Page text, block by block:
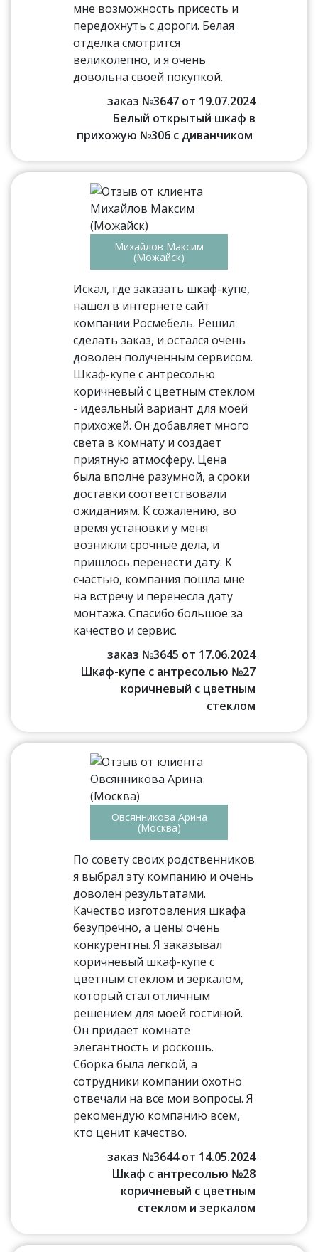
мне возможность присесть и
передохнуть с дороги. Белая
отделка смотрится
великолепно, и я очень
довольна своей покупкой.
заказ №3647 от 19.07.2024
Белый открытый шкаф в
прихожую №306 с диванчиком
Михайлов Максим
(Можайск)
Искал, где заказать шкаф-купе,
нашёл в интернете сайт
компании Росмебель. Решил
сделать заказ, и остался очень
доволен полученным сервисом.
Шкаф-купе с антресолью
коричневый с цветным стеклом
- идеальный вариант для моей
прихожей. Он добавляет много
света в комнату и создает
приятную атмосферу. Цена
была вполне разумной, а сроки
доставки соответствовали
ожиданиям. К сожалению, во
время установки у меня
возникли срочные дела, и
пришлось перенести дату. К
счастью, компания пошла мне
на встречу и перенесла дату
монтажа. Спасибо большое за
качество и сервис.
заказ №3645 от 17.06.2024
Шкаф-купе с антресолью №27
коричневый с цветным
стеклом
Овсянникова Арина
(Москва)
По совету своих родственников
я выбрал эту компанию и очень
доволен результатами.
Качество изготовления шкафа
безупречно, а цены очень
конкурентны. Я заказывал
коричневый шкаф-купе с
цветным стеклом и зеркалом,
который стал отличным
решением для моей гостиной.
Он придает комнате
элегантность и роскошь.
Сборка была легкой, а
сотрудники компании охотно
отвечали на все мои вопросы. Я
рекомендую компанию всем,
кто ценит качество.
заказ №3644 от 14.05.2024
Шкаф с антресолью №28
коричневый с цветным
стеклом и зеркалом